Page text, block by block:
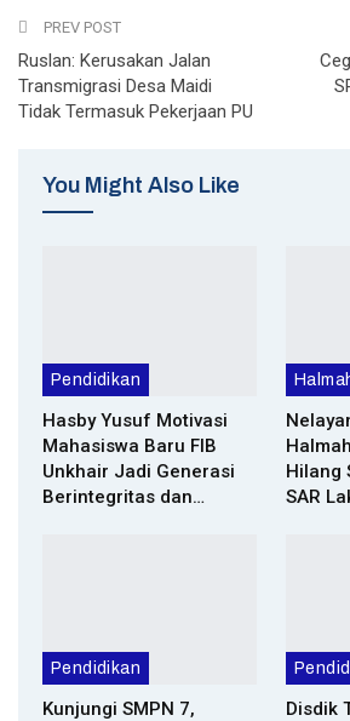
PREV POST
Ruslan: Kerusakan Jalan
Transmigrasi Desa Maidi
Tidak Termasuk Pekerjaan PU
You Might Also Like
Pendidikan
Hasby Yusuf Motivasi
Mahasiswa Baru FIB
Unkhair Jadi Generasi
Berintegritas dan…
Hilang
SAR
Pendidikan
Kunjungi SMPN 7,
Disdik